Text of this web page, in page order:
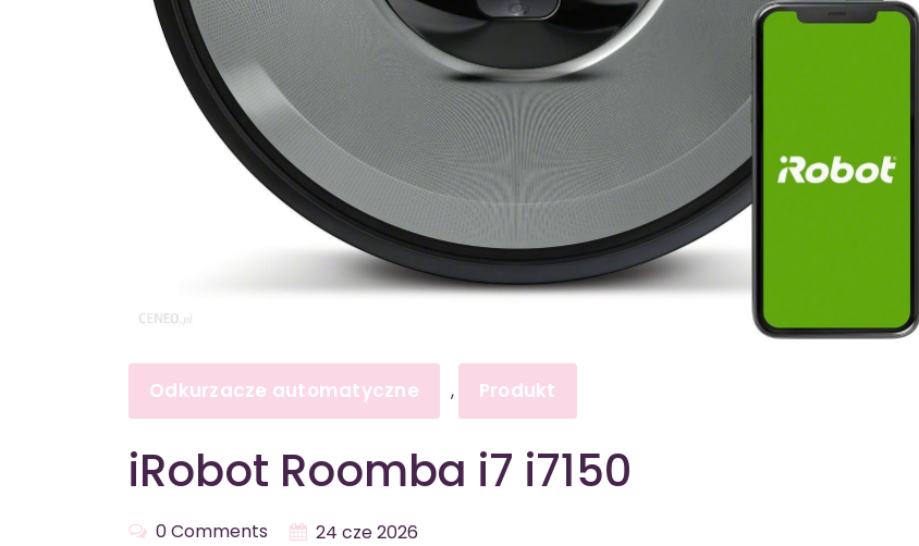
Odkurzacze automatyczne , Produkt
iRobot Roomba i7 i7150
0 Comments 24 cze 2026